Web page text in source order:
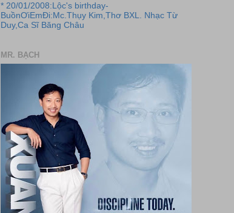
* 20/01/2008:Lộc's birthday-
BuồnƠiEmĐi:Mc.Thụy Kim,Thơ BXL. Nhạc Từ
Duy,Ca Sĩ Băng Châu
MR. BẠCH